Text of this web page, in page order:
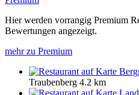
Hier werden vorrangig Premium
Bewertungen angezeigt.
mehr zu Premium
Traubenberg 4.2 km